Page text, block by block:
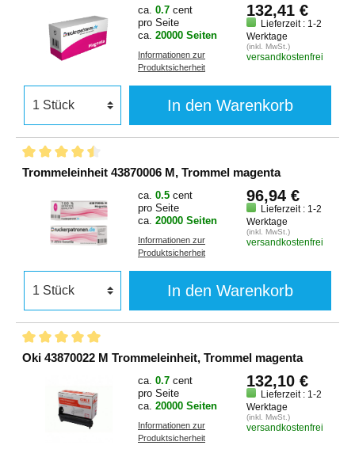
ca. 0.7 cent
pro Seite
ca. 20000 Seiten
Informationen zur
Produktsicherheit
132,41 €
Lieferzeit : 1-2
Werktage
(inkl. MwSt.)
versandkostenfrei
In den Warenkorb
Trommeleinheit 43870006 M, Trommel magenta
ca. 0.5 cent
pro Seite
ca. 20000 Seiten
Informationen zur
Produktsicherheit
96,94 €
Lieferzeit : 1-2
Werktage
(inkl. MwSt.)
versandkostenfrei
In den Warenkorb
Oki 43870022 M Trommeleinheit, Trommel magenta
ca. 0.7 cent
pro Seite
ca. 20000 Seiten
Informationen zur
Produktsicherheit
132,10 €
Lieferzeit : 1-2
Werktage
(inkl. MwSt.)
versandkostenfrei